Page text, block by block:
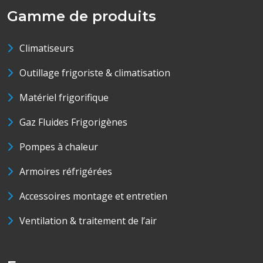
Gamme de produits
Climatiseurs
Outillage frigoriste & climatisation
Matériel frigorifique
Gaz Fluides Frigorigènes
Pompes à chaleur
Armoires réfrigérées
Accessoires montage et entretien
Ventilation & traitement de l’air